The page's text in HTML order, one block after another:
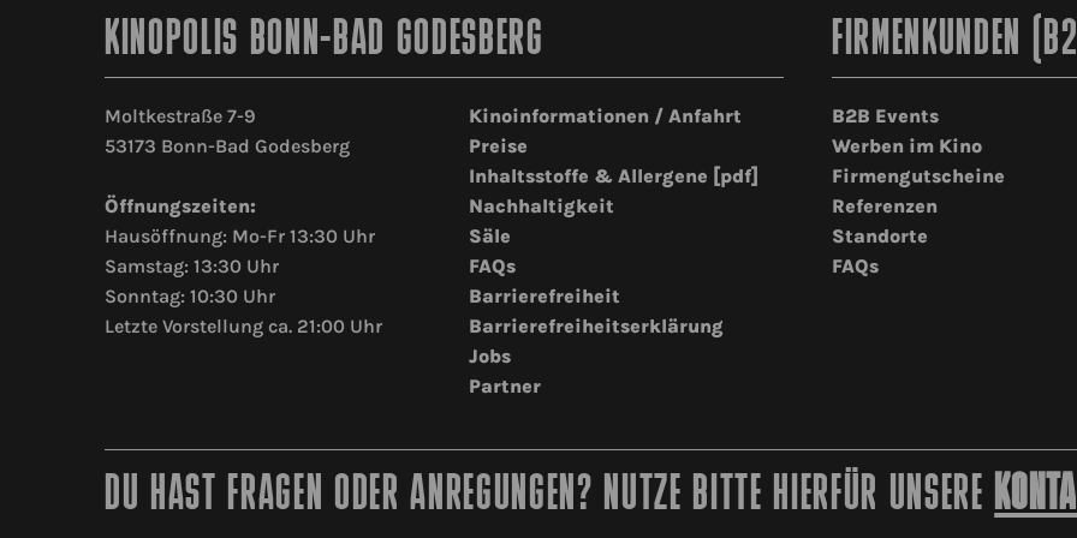
KINOPOLIS BONN-BAD GODESBERG
Moltkestraße 7-9
53173 Bonn-Bad Godesberg
Öffnungszeiten:
Hausöffnung: Mo-Fr 13:30 Uhr
Samstag: 13:30 Uhr
Sonntag: 10:30 Uhr
Letzte Vorstellung ca. 21:00 Uhr
Kinoinformationen / Anfahrt
Preise
Inhaltsstoffe & Allergene [pdf]
Nachhaltigkeit
Säle
FAQs
Barrierefreiheit
Barrierefreiheitserklärung
Jobs
Partner
FIRMENKUNDEN
B2B Events
Werben im Kino
Firmengutscheine
Referenzen
Standorte
FAQs
DU HAST FRAGEN ODER ANREGUNGEN? NUTZE BITTE HIERFÜR UNSERE